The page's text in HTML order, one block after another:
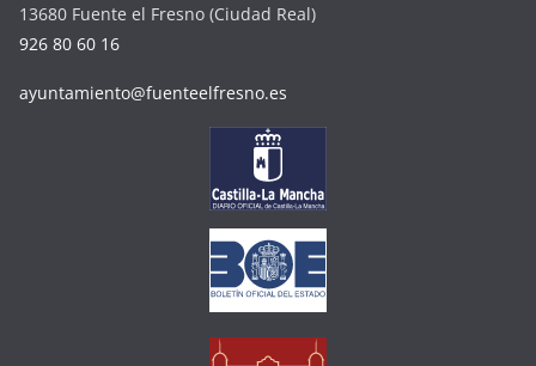
13680 Fuente el Fresno (Ciudad Real)
926 80 60 16
ayuntamiento@fuenteelfresno.es